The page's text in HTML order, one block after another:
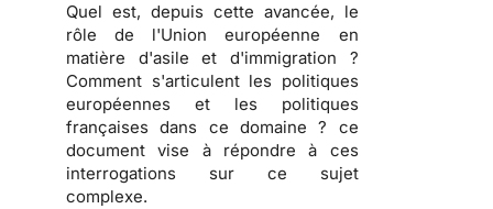
Quel est, depuis cette avancée, le
rôle de l'Union européenne en
matière d'asile et d'immigration ?
Comment s'articulent les politiques
européennes et les politiques
françaises dans ce domaine ? ce
document vise à répondre à ces
interrogations sur ce sujet
complexe.